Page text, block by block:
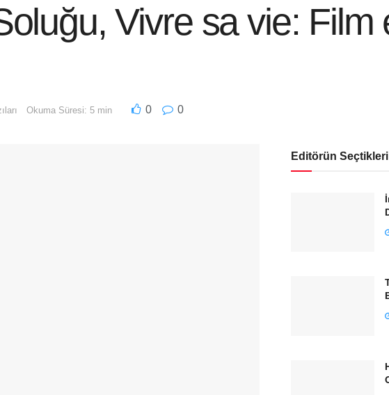
Vivre sa vie: Film
Okuma Süresi: 5 min 0 0
Editörün Seçtikleri